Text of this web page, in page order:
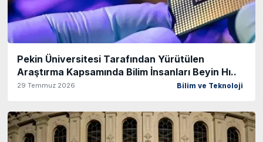
Pekin Üniversitesi Tarafından Yürütülen
Araştırma Kapsamında Bilim İnsanları Beyin Hı..
29 Temmuz 2026 Bilim ve Teknoloji